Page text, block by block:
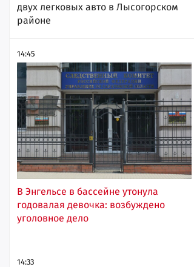
двух легковых авто в Лысогорском
районе
14:45
В Энгельсе в бассейне утонула
годовалая девочка: возбуждено
уголовное дело
14:33